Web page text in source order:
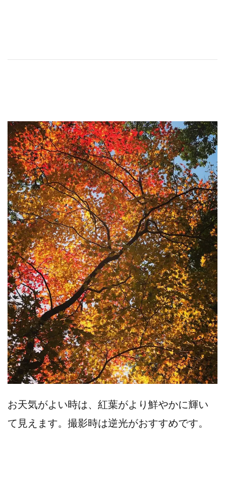
お天気がよい時は、紅葉がより鮮やかに輝い
て見えます。撮影時は逆光がおすすめです。